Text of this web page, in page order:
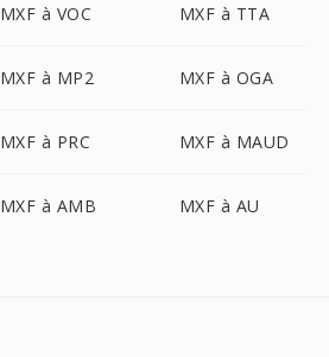
MXF à VOC MXF à TTA
MXF à MP2 MXF à OGA
MXF à PRC MXF à MAUD
MXF à AMB MXF à AU